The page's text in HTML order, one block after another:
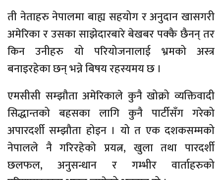
ती नेताहरु नेपालमा बाह्य सहयोग र अनुदान खासगरी
अमेरिका र उसका साझेदारबारे बेखबर पक्कै छैनन् तर
किन उनीहरु यो परियोजनालाई भ्रमको अस्त्र
बनाइरहेका छन् भन्ने बिषय रहस्यमय छ ।
एमसीसी सम्झौता अमेरिकाले कुनै खोक्रो व्यक्तिवादी
सिद्धान्तको बहसका लागि कुनै पार्टीसँग गरेको
अपारदर्शी सम्झौता होइन । यो त एक दशकसम्मको
नेपालले नै गरिरहेको प्रयत्न, खुला तथा पारदर्शी
छलफल, अनुसन्धान र गम्भीर वार्ताहरुको